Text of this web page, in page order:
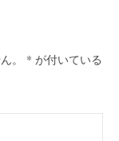
。 * が付いている